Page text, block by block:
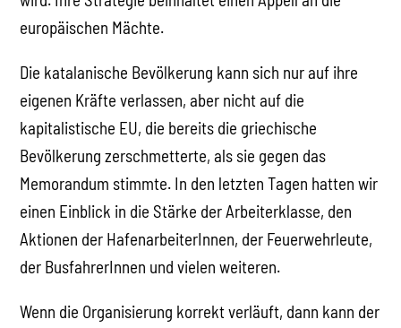
europäischen Mächte.
Die katalanische Bevölkerung kann sich nur auf ihre
eigenen Kräfte verlassen, aber nicht auf die
kapitalistische EU, die bereits die griechische
Bevölkerung zerschmetterte, als sie gegen das
Memorandum stimmte. In den letzten Tagen hatten wir
einen Einblick in die Stärke der Arbeiterklasse, den
Aktionen der HafenarbeiterInnen, der Feuerwehrleute,
der BusfahrerInnen und vielen weiteren.
Wenn die Organisierung korrekt verläuft, dann kann der